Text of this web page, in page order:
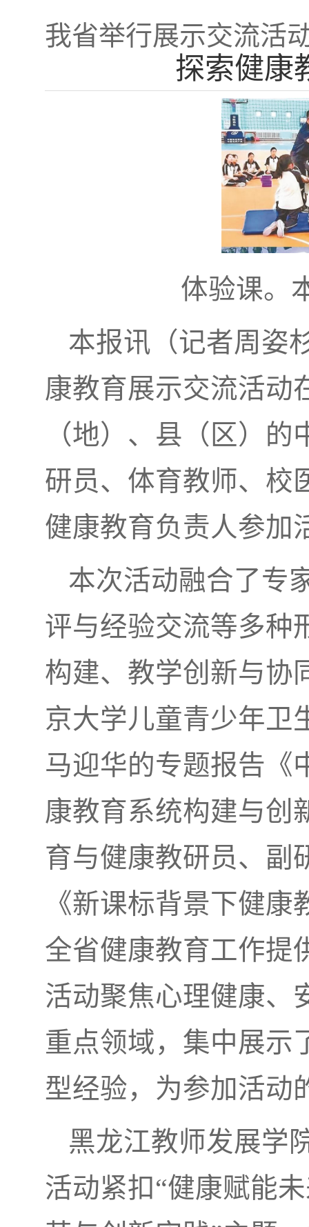
我省举行展示交流活
探索健康
体验课。
本报讯（记者周姿
康教育展示交流活动
（地）、县（区）
研员、体育教师、校
健康教育负责人参加
本次活动融合了专
评与经验交流等多种
构建、教学创新与协
京大学儿童青少年卫
马迎华的专题报告《
康教育系统构建与创
育与健康教研员、副
《新课标背景下健
全省健康教育工作提
活动聚焦心理健康、
重点领域，集中展示
型经验，为参加活动
黑龙江教师发展学
活动紧扣“健康赋能